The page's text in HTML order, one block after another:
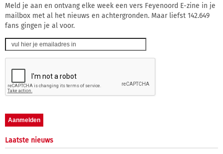
Meld je aan en ontvang elke week een vers Feyenoord E-zine in je
mailbox met al het nieuws en achtergronden. Maar liefst 142.649
fans gingen je al voor.
Laatste nieuws